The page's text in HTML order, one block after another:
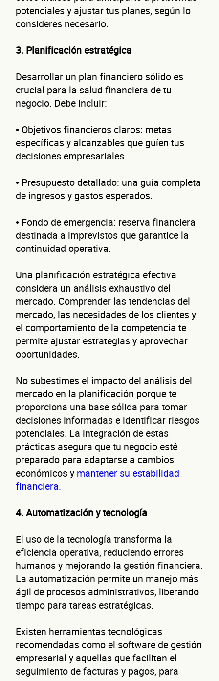
potenciales y ajustar tus planes, según lo
consideres necesario.
3. Planificación estratégica
Desarrollar un plan financiero sólido es
crucial para la salud financiera de tu
negocio. Debe incluir:
• Objetivos financieros claros: metas
específicas y alcanzables que guíen tus
decisiones empresariales.
• Presupuesto detallado: una guía completa
de ingresos y gastos esperados.
• Fondo de emergencia: reserva financiera
destinada a imprevistos que garantice la
continuidad operativa.
Una planificación estratégica efectiva
considera un análisis exhaustivo del
mercado. Comprender las tendencias del
mercado, las necesidades de los clientes y
el comportamiento de la competencia te
permite ajustar estrategias y aprovechar
oportunidades.
No subestimes el impacto del análisis del
mercado en la planificación porque te
proporciona una base sólida para tomar
decisiones informadas e identificar riesgos
potenciales. La integración de estas
prácticas asegura que tu negocio esté
preparado para adaptarse a cambios
económicos y mantener su estabilidad
financiera.
4. Automatización y tecnología
El uso de la tecnología transforma la
eficiencia operativa, reduciendo errores
humanos y mejorando la gestión financiera.
La automatización permite un manejo más
ágil de procesos administrativos, liberando
tiempo para tareas estratégicas.
Existen herramientas tecnológicas
recomendadas como el software de gestión
empresarial y aquellas que facilitan el
seguimiento de facturas y pagos, para